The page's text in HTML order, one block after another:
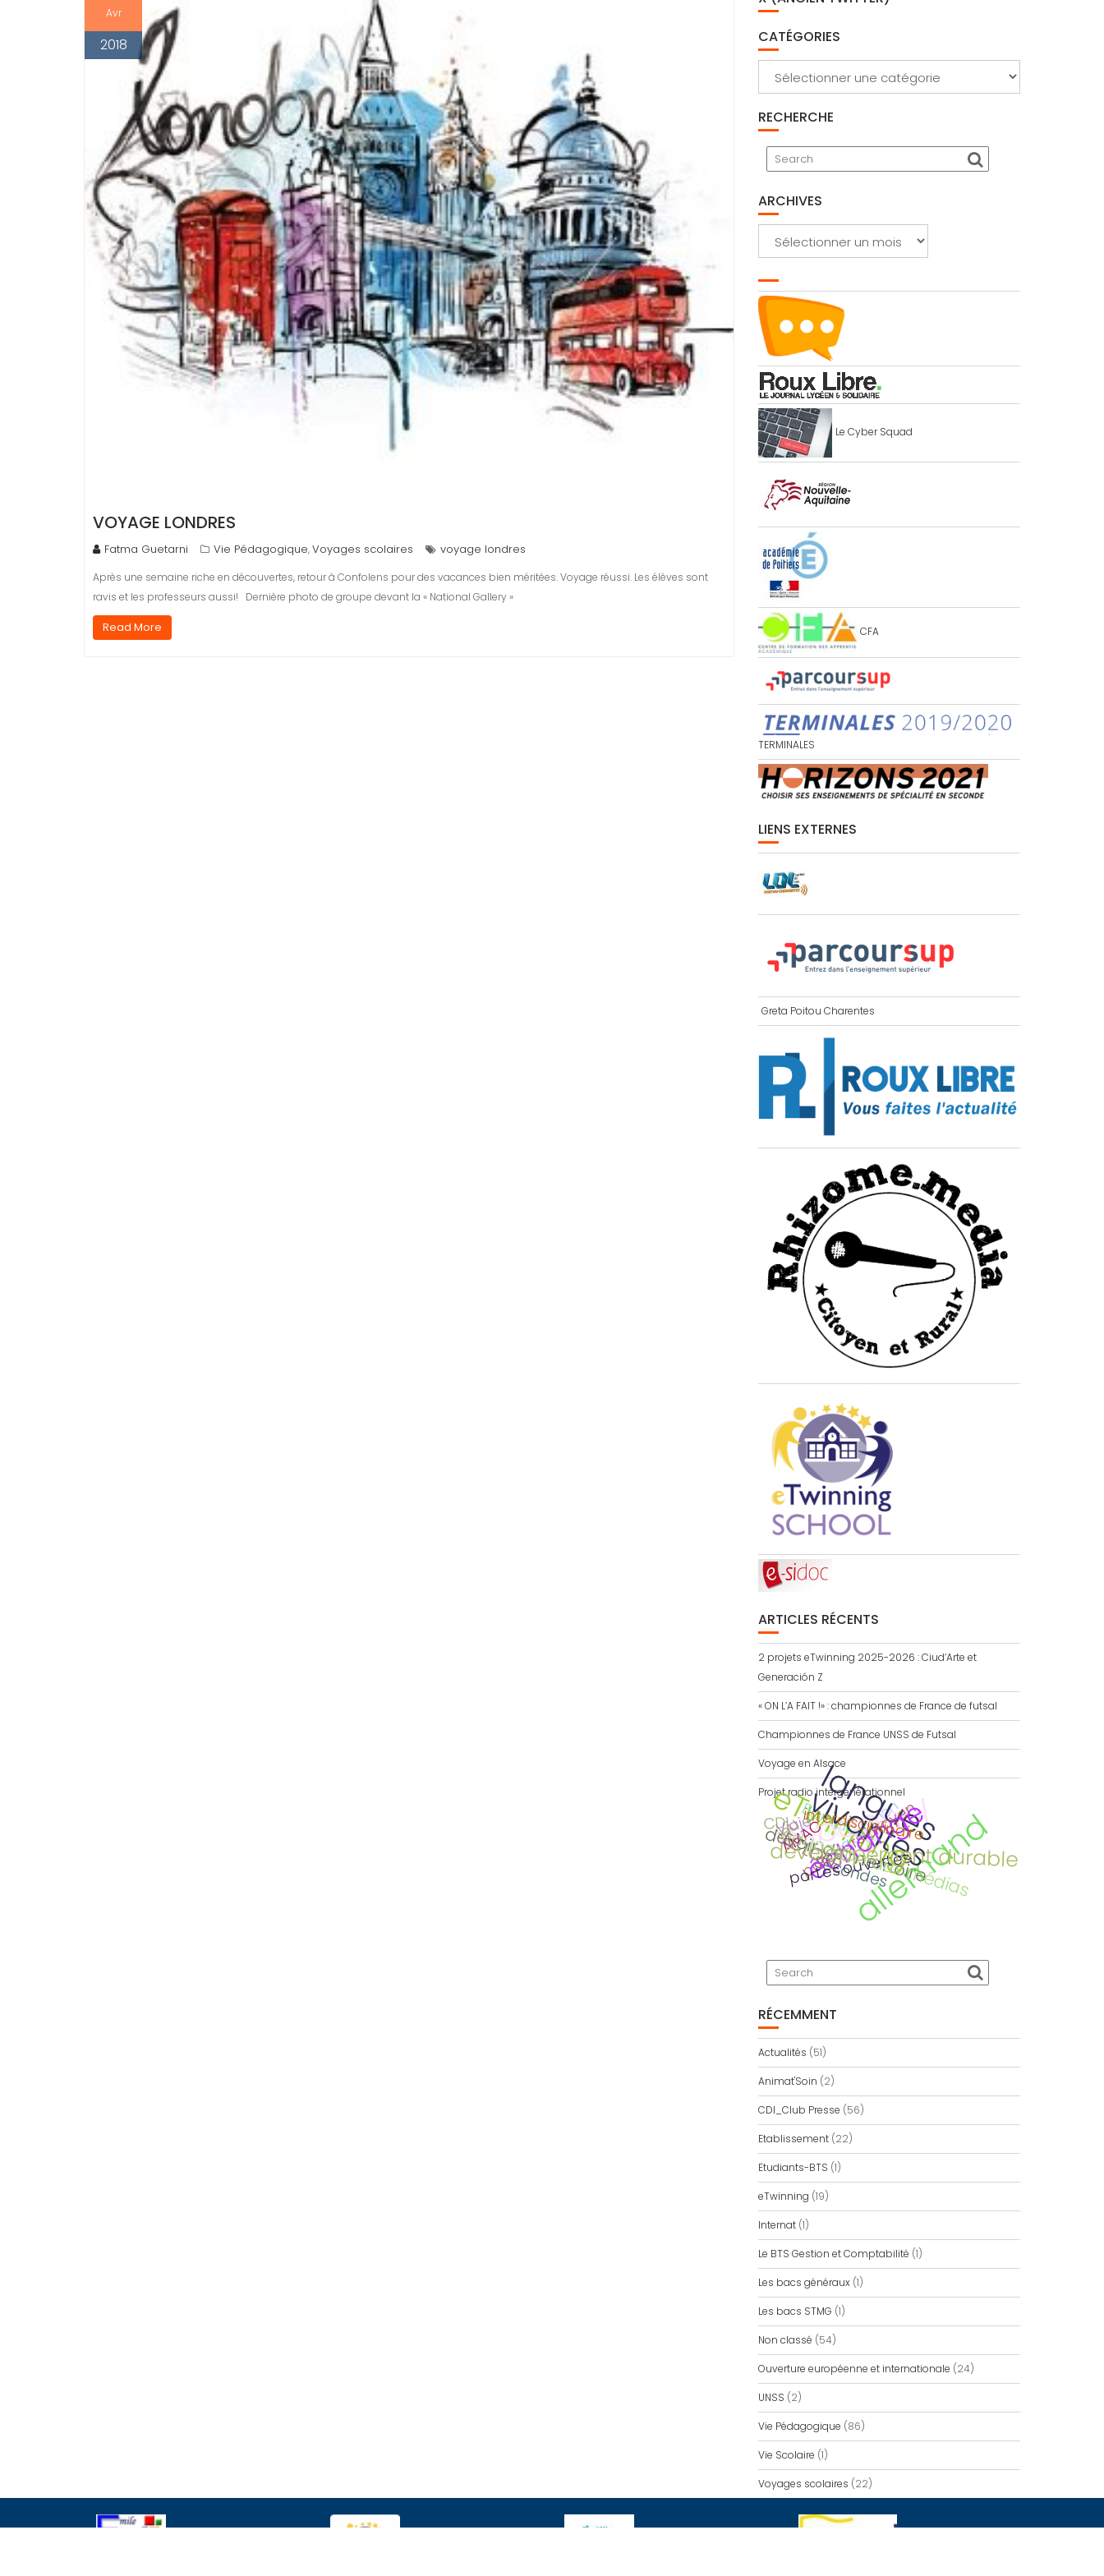
Avr
2018
VOYAGE LONDRES
Fatma Guetarni Vie Pédagogique,Voyages scolaires voyage londres
Après une semaine riche en découvertes, retour à Confolens pour des vacances bien méritées. Voyage réussi. Les élèves sont
ravis et les professeurs aussi! Dernière photo de groupe devant la « National Gallery »
Read More
CATÉGORIES
RECHERCHE
ARCHIVES
Le Cyber Squad
CFA
TERMINALES
LIENS EXTERNES
Greta Poitou Charentes
ARTICLES RÉCENTS
2 projets eTwinning 2025-2026 : Ciud’Arte et
Generación Z
« ON L’A FAIT !» : championnes de France de futsal
Championnes de France UNSS de Futsal
Voyage en Alsace
Projet radio intergénérationnel
allemand
traduction
Calitom
eTwinning
Barcelona
espagnol
jeu
Secondes
devoir de mémoire
l
a
n
g
u
e
s
v
i
v
a
n
t
e
s
parcours citoyen
échange
portes ouvertes
AMAC
CDIéducation aux médias
ECLORE
Viajeinterdisciplinaire
développement durable
RÉCEMMENT
Actualités (51)
Animat'Soin (2)
CDI_Club Presse (56)
Etablissement(22)
Etudiants-BTS (1)
eTwinning (19)
Internat(1)
Le BTS Gestion et Comptabilité (1)
Les bacs généraux (1)
Les bacs STMG (1)
Non classé (54)
Ouverture européenne et internationale (24)
UNSS (2)
Vie Pédagogique (86)
Vie Scolaire (1)
Voyages scolaires (22)